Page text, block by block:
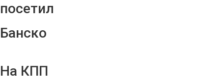
посетил
Банско
На КПП